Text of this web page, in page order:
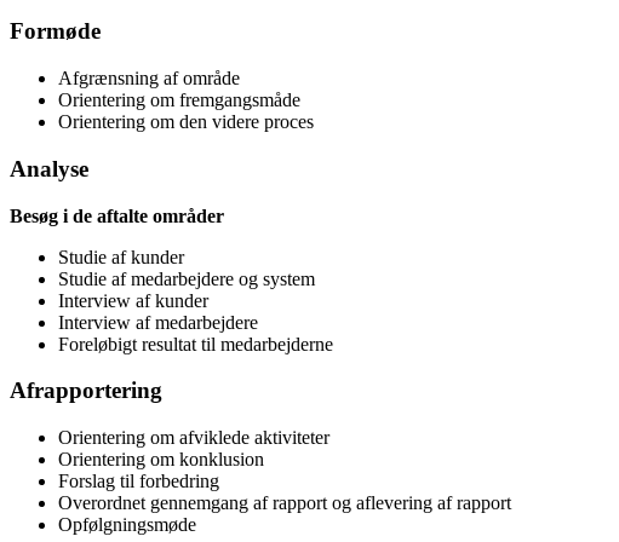
Formøde
Afgrænsning af område
Orientering om fremgangsmåde
Orientering om den videre proces
Analyse
Besøg i de aftalte områder
Studie af kunder
Studie af medarbejdere og system
Interview af kunder
Interview af medarbejdere
Foreløbigt resultat til medarbejderne
Afrapportering
Orientering om afviklede aktiviteter
Orientering om konklusion
Forslag til forbedring
Overordnet gennemgang af rapport og aflevering af rapport
Opfølgningsmøde